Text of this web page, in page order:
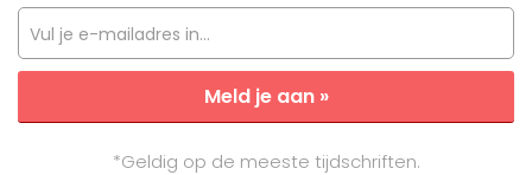
Vul je e-mailadres in...
Meld je aan »
*Geldig op de meeste tijdschriften.